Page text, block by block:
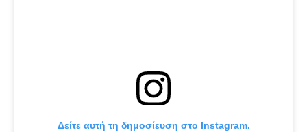
Δείτε αυτή τη δημοσίευση στο Instagram.